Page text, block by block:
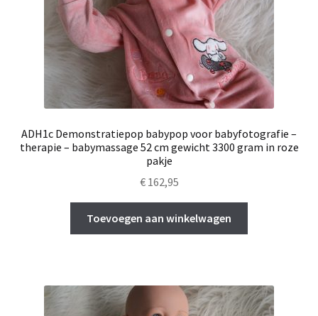
ADH1c Demonstratiepop babypop voor babyfotografie –
therapie – babymassage 52 cm gewicht 3300 gram in roze
pakje
€162,95
Toevoegen aan winkelwagen